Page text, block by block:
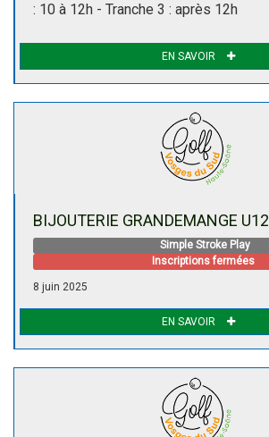
: 10 à 12h - Tranche 3 : après 12h
EN SAVOIR
BIJOUTERIE GRANDEMANGE U12
Simple Stroke Play
Inscriptions fermées
8 juin 2025
EN SAVOIR